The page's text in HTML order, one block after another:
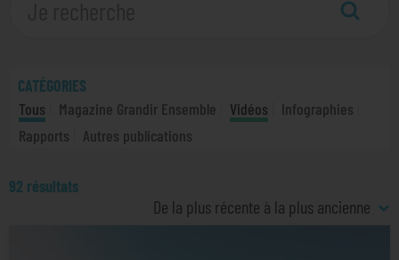
CATÉGORIES
Tous
Magazine Grandir Ensemble Vidéos
Infographies
Rapports
Autres publications
92 résultats
De la plus récente à la plus ancienne